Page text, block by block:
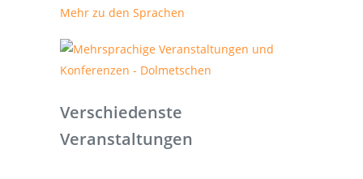
Mehr zu den Sprachen
Verschiedenste
Veranstaltungen